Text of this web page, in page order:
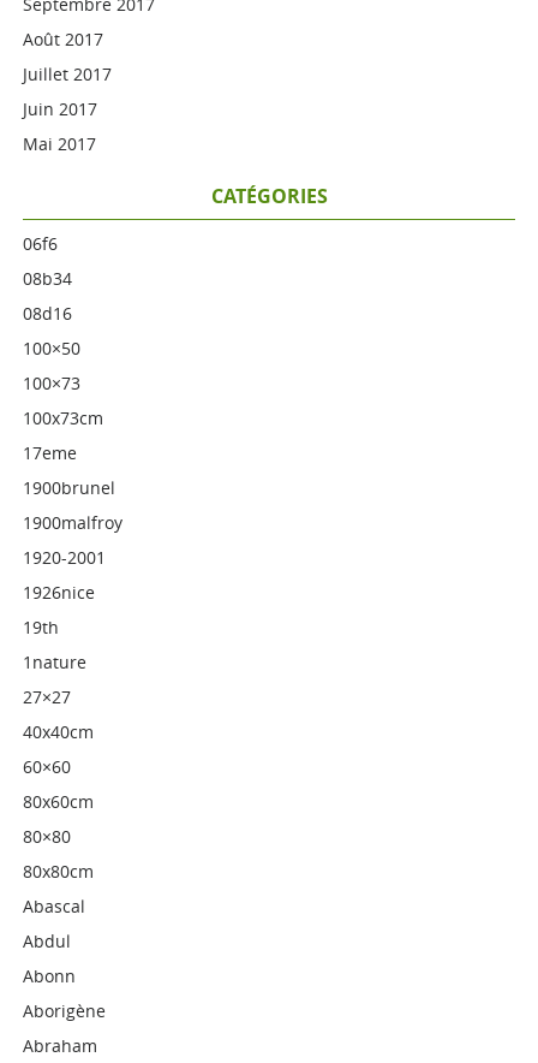
Août 2017
Juillet 2017
Juin 2017
Mai 2017
CATÉGORIES
06f6
08b34
08d16
100×50
100×73
100x73cm
17eme
1900brunel
1900malfroy
1920-2001
1926nice
19th
1nature
27×27
40x40cm
60×60
80x60cm
80×80
80x80cm
Abascal
Abdul
Abonn
Aborigène
Abraham